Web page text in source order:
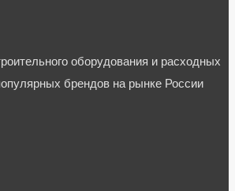
оборудования и расходных
брендов на рынке России